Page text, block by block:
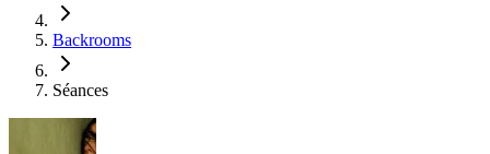
Backrooms
Séances